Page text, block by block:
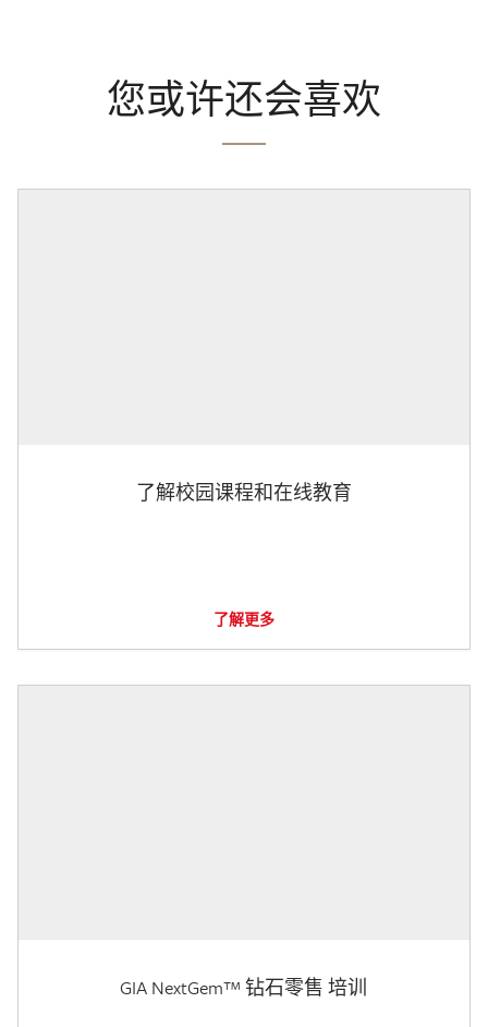
您或许还会喜欢
了解校园课程和在线教育
了解更多
GIA NextGem™ 钻石零售 培训